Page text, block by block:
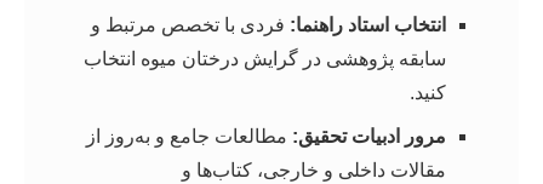
انتخاب استاد راهنما: فردی با تخصص مرتبط و
سابقه پژوهشی در گرایش درختان میوه انتخاب
کنید.
مرور ادبیات تحقیق: مطالعات جامع و به‌روز از
مقالات داخلی و خارجی، کتاب‌ها و